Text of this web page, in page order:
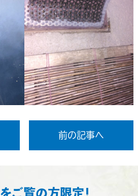
前の記事へ
ご覧の方限定！